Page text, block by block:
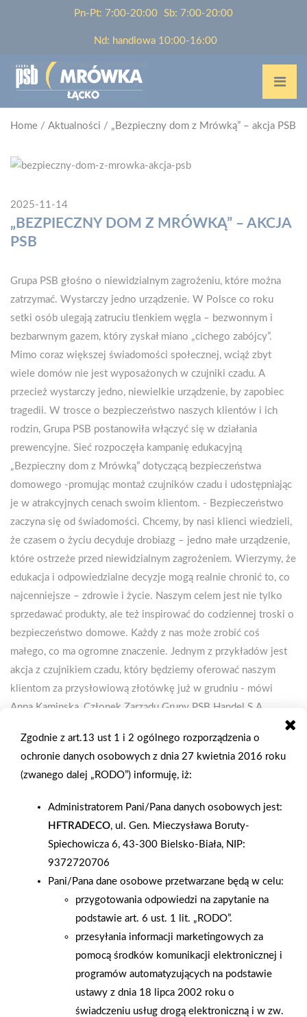
Pn-Pt: 7:00-20:00 Sb: 7:00-20:00
Nd: handlowa 10:00-16:00
Home / Aktualności / „Bezpieczny dom z Mrówką” – akcja PSB
2025-11-14
„BEZPIECZNY DOM Z MRÓWKĄ” – AKCJA
PSB
Grupa PSB głośno o niewidzialnym zagrożeniu, które można
zatrzymać. Wystarczy jedno urządzenie. W Polsce co roku
setki osób ulegają zatruciu tlenkiem węgla – bezwonnym i
bezbarwnym gazem, który zyskał miano „cichego zabójcy”.
Mimo coraz większej świadomości społecznej, wciąż zbyt
wiele domów nie jest wyposażonych w czujniki czadu. A
przecież wystarczy jedno, niewielkie urządzenie, by zapobiec
tragedii. W trosce o bezpieczeństwo naszych klientów i ich
rodzin, Grupa PSB postanowiła włączyć się w działania
prewencyjne. Sieć rozpoczęła kampanię edukacyjną
„Bezpieczny dom z Mrówką” dotyczącą bezpieczeństwa
domowego -promując montaż czujników czadu i udostępniając
je w atrakcyjnych cenach swoim klientom. - Bezpieczeństwo
zaczyna się od świadomości. Chcemy, by nasi klienci wiedzieli,
że czasem o życiu decyduje drobiazg – jedno małe urządzenie,
które ostrzeże przed niewidzialnym zagrożeniem. Wierzymy, że
edukacja i odpowiedzialne decyzje mogą realnie chronić to, co
najcenniejsze – zdrowie i życie. Naszym celem jest nie tylko
sprzedawać produkty, ale też inspirować do codziennej troski o
bezpieczeństwo domowe. Każdy z nas może zrobić coś
małego, co ma ogromne znaczenie. Jednym z przykładów jest
akcja z czujnikiem czadu, który będziemy oferować naszym
klientom za przysłowiową złotówkę już w grudniu - mówi
Anna Kaminska, Członek Zarządu Grupy PSB Handel S.A.
paliw – gazu, drewna, węgla, oleju czy benzyny. Nie ma
zapachu, koloru ani smaku. Wdychany wiąże się z hemoglobiną,
ograniczając dopływ tlenu do organizmu. Objawy zatrucia –
Zgodnie z art.13 ust 1 i 2 ogólnego rozporządzenia o
ochronie danych osobowych z dnia 27 kwietnia 2016 roku
(zwanego dalej „RODO”) informuję, iż:
Administratorem Pani/Pana danych osobowych jest:
HFTRADECO, ul. Gen. Mieczysława Boruty-
Spiechowicza 6, 43-300 Bielsko-Biała, NIP:
9372720706
Pani/Pana dane osobowe przetwarzane będą w celu:
przygotowania odpowiedzi na zapytanie na
podstawie art. 6 ust. 1 lit. „RODO”.
przesyłania informacji marketingowych za
pomocą środków komunikacji elektronicznej i
programów automatyzujących na podstawie
ustawy z dnia 18 lipca 2002 roku o
świadczeniu usług drogą elektroniczną i w zw.